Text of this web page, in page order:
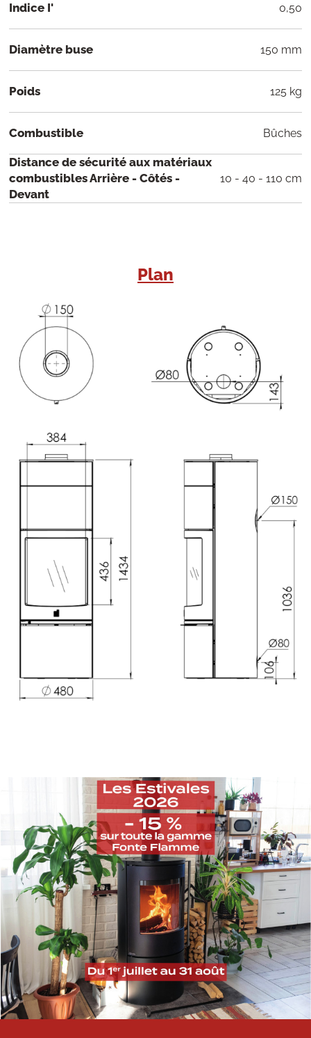
Indice I' 0,50
Diamètre buse 150 mm
Poids 125 kg
Combustible Bûches
Distance de sécurité aux matériaux
combustibles Arrière - Côtés -
Devant
10 - 40 - 110 cm
Plan